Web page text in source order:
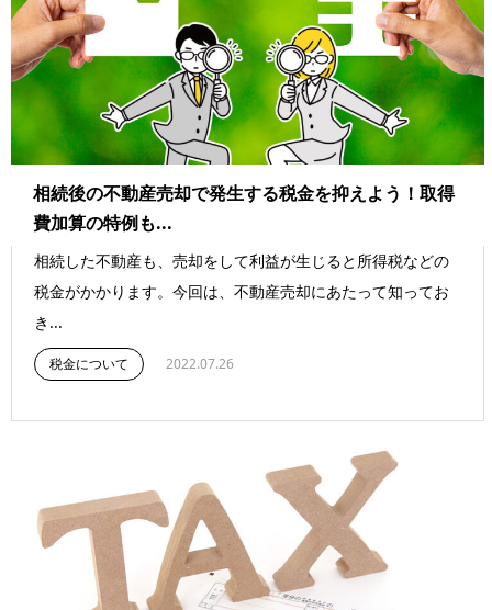
相続後の不動産売却で発生する税金を抑えよう！取得
費加算の特例も...
相続した不動産も、売却をして利益が生じると所得税などの
税金がかかります。今回は、不動産売却にあたって知ってお
き...
税金について 2022.07.26